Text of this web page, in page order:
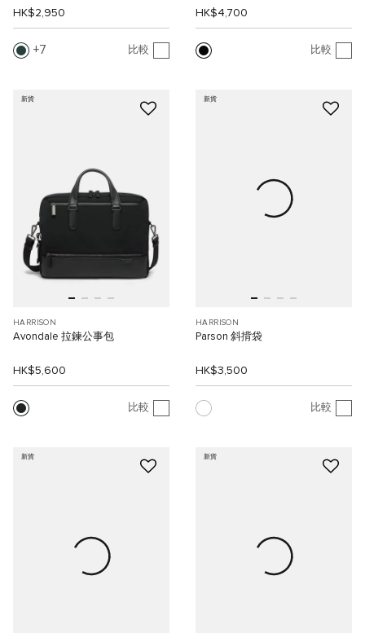
HK$2,950
7 比較
HK$4,700
比較
新貨
HARRISON
Avondale 拉鍊公事包
HK$5,600
比較
新貨
HARRISON
Parson 斜揹袋
HK$3,500
比較
新貨 新貨